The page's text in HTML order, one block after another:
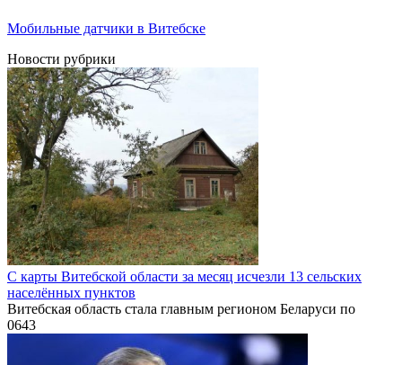
Мобильные датчики в Витебске
Новости рубрики
С карты Витебской области за месяц исчезли 13 сельских
населённых пунктов
Витебская область стала главным регионом Беларуси по
0643